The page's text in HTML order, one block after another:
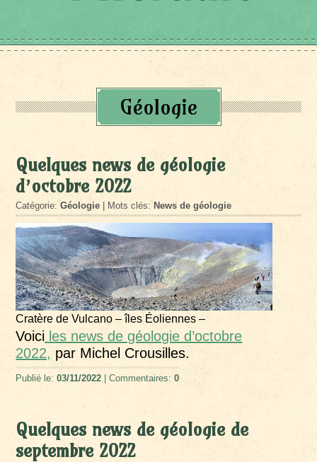
Géologie
Quelques news de géologie
d’octobre 2022
Catégorie:Géologie | Mots clés: News de géologie
Cratère de Vulcano – îles Éoliennes –
Voici les news de géologie d’octobre
2022, par Michel Crousilles.
Publié le:03/11/2022 | Commentaires:0
Quelques news de géologie de
septembre 2022